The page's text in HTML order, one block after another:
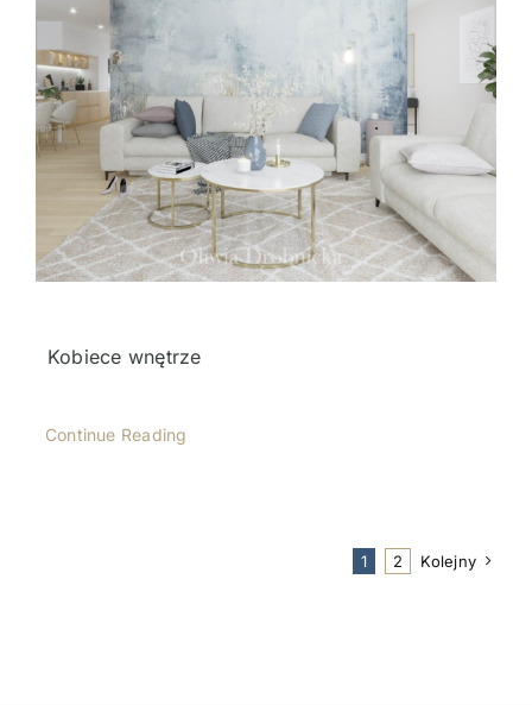
Kobiece wnętrze
Continue Reading
1 2 Kolejny